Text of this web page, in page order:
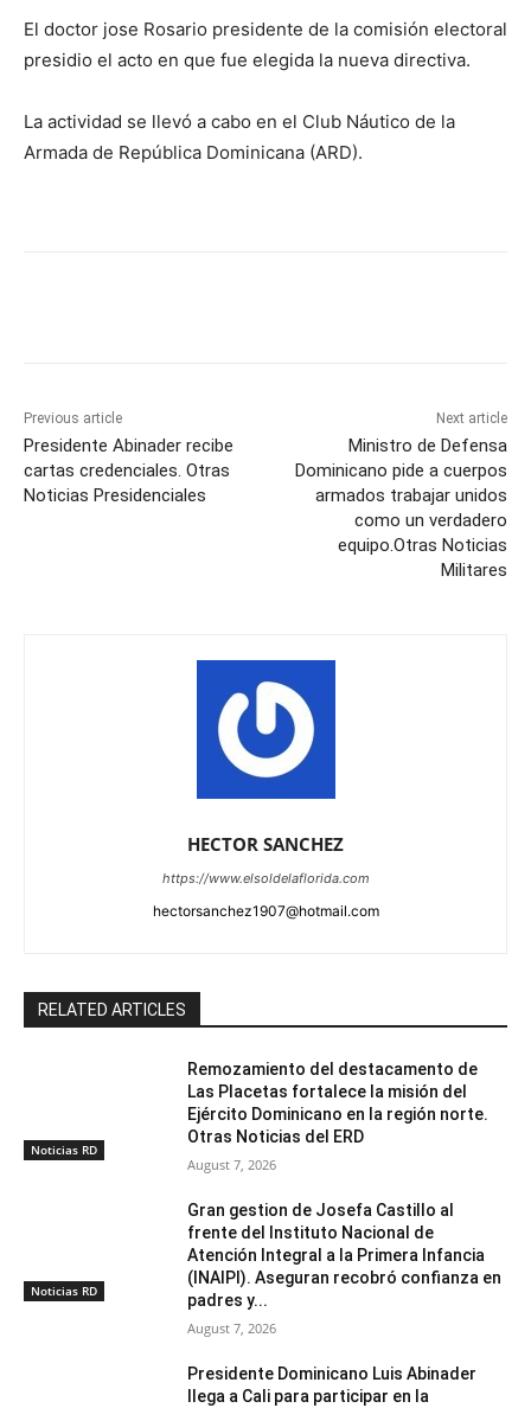
El doctor jose Rosario presidente de la comisión electoral
presidio el acto en que fue elegida la nueva directiva.
La actividad se llevó a cabo en el Club Náutico de la
Armada de República Dominicana (ARD).
Previous article
Presidente Abinader recibe
cartas credenciales. Otras
Noticias Presidenciales
Next article
Ministro de Defensa
Dominicano pide a cuerpos
armados trabajar unidos
como un verdadero
equipo.Otras Noticias
Militares
HECTOR SANCHEZ
https://www.elsoldelaflorida.com
hectorsanchez1907@hotmail.com
RELATED ARTICLES
Noticias RD
Remozamiento del destacamento de
Las Placetas fortalece la misión del
Ejército Dominicano en la región norte.
Otras Noticias del ERD
August 7, 2026
Noticias RD
Gran gestion de Josefa Castillo al
frente del Instituto Nacional de
Atención Integral a la Primera Infancia
(INAIPI). Aseguran recobró confianza en
padres y...
August 7, 2026
Presidente Dominicano Luis Abinader
llega a Cali para participar en la